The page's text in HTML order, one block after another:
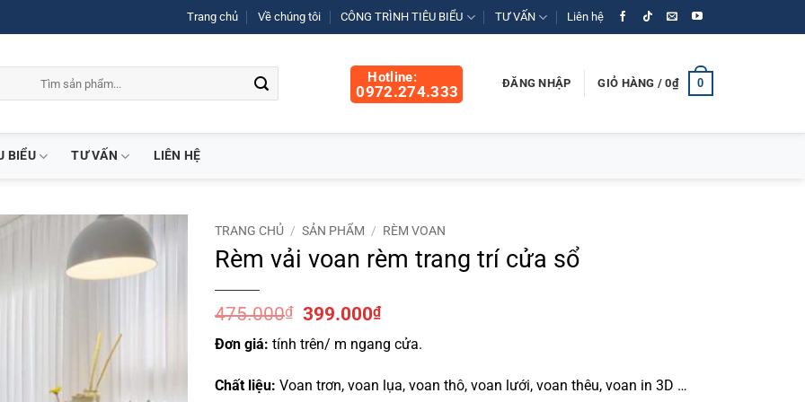
Trang chủ Về chúng tôi CÔNG TRÌNH TIÊU BIỂU TƯ VẤN Liên hệ
Hotline:
0972.274.333 ĐĂNG NHẬP GIỎ HÀNG /0₫ 0
BIỂU TƯ VẤN LIÊN HỆ
TRANG CHỦ / SẢN PHẨM / RÈM VOAN
Rèm vải voan rèm trang trí cửa sổ
475.000₫ Giá
là:
399.000₫Giá
hiện
tại
399.000₫.
Đơn giá: tính trên/ m ngang cửa.
Chất liệu: Voan trơn, voan lụa, voan thô, voan lưới, voan thêu, voan in 3D …